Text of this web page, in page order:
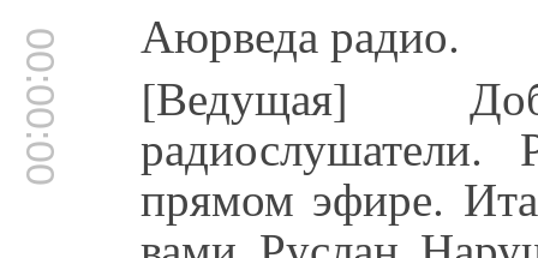
00:00:00
Аюрведа радио.
[Ведущая]
прямом эфире.